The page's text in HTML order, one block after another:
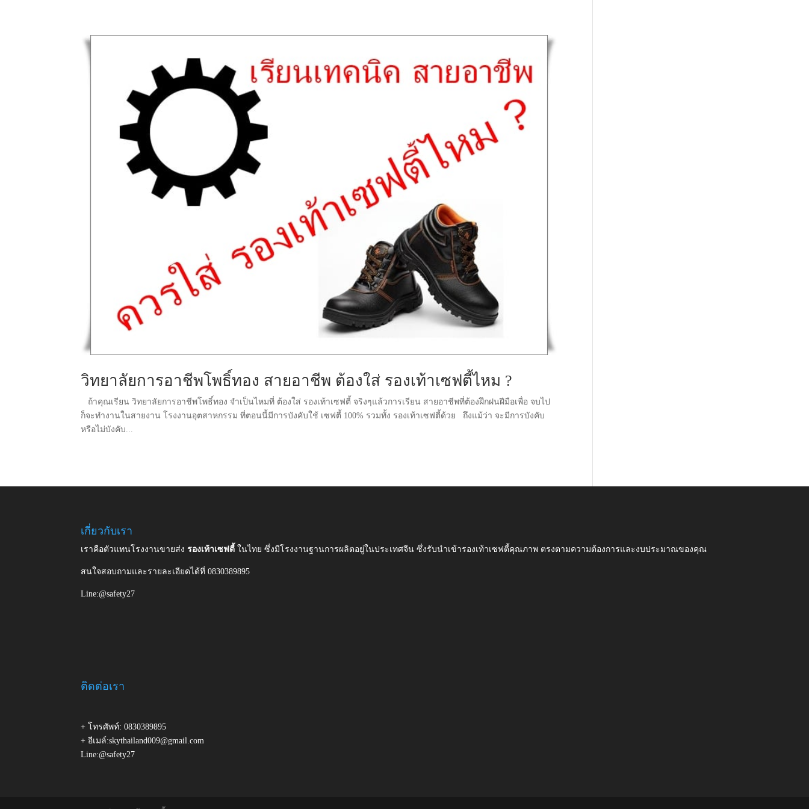
วิทยาลัยการอาชีพโพธิ์ทอง สายอาชีพ ต้องใส่ รองเท้าเซฟตี้ไหม ?
ถ้าคุณเรียน วิทยาลัยการอาชีพโพธิ์ทอง จำเป็นไหมที่ ต้องใส่ รองเท้าเซฟตี้ จริงๆแล้วการเรียน สายอาชีพที่ต้องฝึกฝนฝีมือเพื่อ จบไป
ก็จะทำงานในสายงาน โรงงานอุตสาหกรรม ที่ตอนนี้มีการบังคับใช้ เซฟตี้ 100% รวมทั้ง รองเท้าเซฟตี้ด้วย ถึงแม้ว่า จะมีการบังคับ
หรือไม่บังคับ...
เกี่ยวกับเรา
เราคือตัวแทนโรงงานขายส่งรองเท้าเซฟตี้ในไทย ซึ่งมีโรงงานฐานการผลิตอยู่ในประเทศจีน ซึ่งรับนำเข้ารองเท้าเซฟตี้คุณภาพ ตรงตามความต้องการและงบประมาณของคุณ
สนใจสอบถามและรายละเอียดได้ที่ 0830389895
Line:@safety27
ติดต่อเรา
+ โทรศัพท์: 0830389895
+ อีเมล์:skythailand009@gmail.com
Line:@safety27